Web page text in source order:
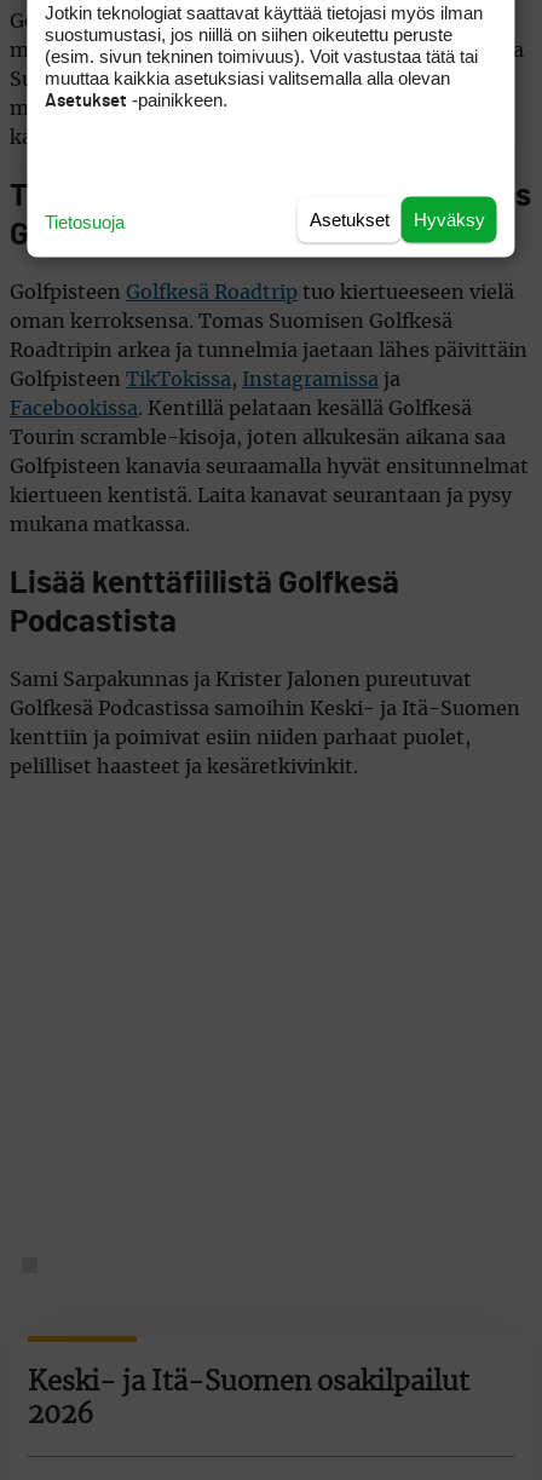
Golfkesä Tourin Keski- ja Itä-Suomen osakilpailut
muistuttavat, kuinka poikkeuksellisen hieno golfmaa
Suomi on – upeita kenttiä löytyy koskemattomien
metsien keskeltä, suurten järvien rannoilta ja
kauniista jokimaisemista.
Tutustu Golfkesä Tourin kenttiin myös
Golfkesä Roadtripin seurassa
Golfpisteen Golfkesä Roadtrip tuo kiertueeseen vielä
oman kerroksensa. Tomas Suomisen Golfkesä
Roadtripin arkea ja tunnelmia jaetaan lähes päivittäin
Golfpisteen TikTokissa, Instagramissa ja
Facebookissa. Kentillä pelataan kesällä Golfkesä
Tourin scramble-kisoja, joten alkukesän aikana saa
Golfpisteen kanavia seuraamalla hyvät ensitunnelmat
kiertueen kentistä. Laita kanavat seurantaan ja pysy
mukana matkassa.
Lisää kenttäfiilistä Golfkesä
Podcastista
Sami Sarpakunnas ja Krister Jalonen pureutuvat
Golfkesä Podcastissa samoihin Keski- ja Itä-Suomen
kenttiin ja poimivat esiin niiden parhaat puolet,
pelilliset haasteet ja kesäretkivinkit.
Keski- ja Itä-Suomen osakilpailut
2026
Jotkin teknologiat saattavat käyttää tietojasi myös ilman
suostumustasi, jos niillä on siihen oikeutettu peruste
(esim. sivun tekninen toimivuus). Voit vastustaa tätä tai
muuttaa kaikkia asetuksiasi valitsemalla alla olevan
Asetukset -painikkeen.
Hyväksy
Asetukset
Tietosuoja